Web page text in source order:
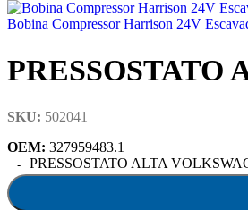
Bobina Compressor Harrison 24V
PRESSOSTATO
SKU: 502041
OEM: 327959483.1
PRESSOSTATO ALTA